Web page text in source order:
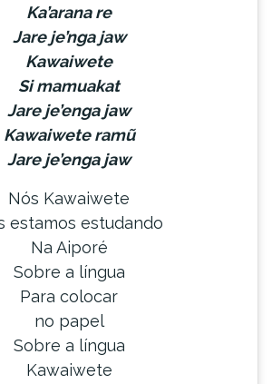
Ka’arana re
Jare je’nga jaw
Kawaiwete
Si mamuakat
Jare je’enga jaw
Kawaiwete ramũ
Jare je’enga jaw
Nós Kawaiwete
estamos estudando
Na Aiporé
Sobre a língua
Para colocar
no papel
Sobre a língua
Kawaiwete